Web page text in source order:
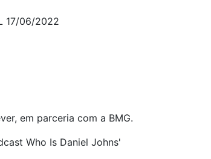
17/06/2022
em parceria com a BMG.
Who Is Daniel Johns'